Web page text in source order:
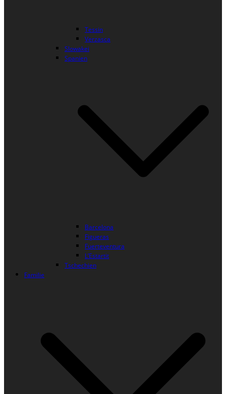
Tessin
Verzasca
Slowakei
Spanien
Barcelona
Figueras
Fuerteventura
L’Estartit
Tschechien
Familie